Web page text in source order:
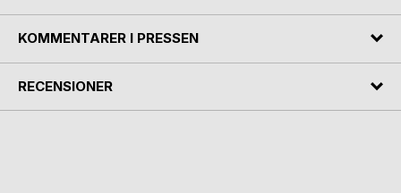
KOMMENTARER I PRESSEN
RECENSIONER